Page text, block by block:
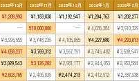
2025年10月 2025年11月 2025年12月 2026年1月 2026年2月
¥1,208,993 ¥1,183,830 ¥1,192,947 ¥1,204,763 ¥1,202,277
— ¥10,000,000 — ¥4,035,384 ¥3,910,329
¥3,996,655 ¥3,748,236 ¥4,105,065 ¥4,227,680 ¥4,293,013
¥4,058,237 ¥3,769,312 ¥3,567,791 ¥3,749,482 ¥3,538,647
¥3,029,543 ¥3,126,282 ¥2,981,177 ¥2,944,053 ¥2,953,584
¥2,603,765 ¥2,406,036 ¥2,474,213 ¥2,412,612 ¥2,337,938